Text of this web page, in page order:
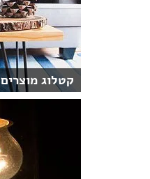
קטלוג מוצרים